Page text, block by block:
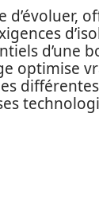
d’évoluer,
d’une
optimise